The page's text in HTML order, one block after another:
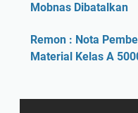
Mobnas Dibatalkan
Remon : Nota
Material Kelas A